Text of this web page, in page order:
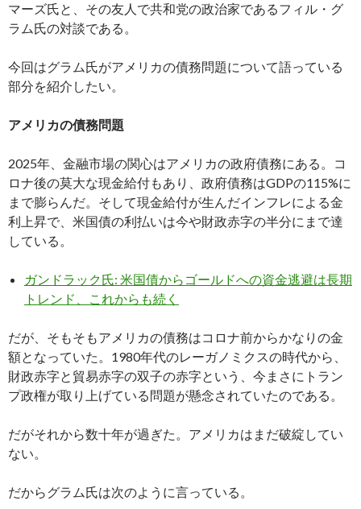
マーズ氏と、その友人で共和党の政治家であるフィル・グ
ラム氏の対談である。
今回はグラム氏がアメリカの債務問題について語っている
部分を紹介したい。
アメリカの債務問題
2025年、金融市場の関心はアメリカの政府債務にある。コ
ロナ後の莫大な現金給付もあり、政府債務はGDPの115%に
まで膨らんだ。そして現金給付が生んだインフレによる金
利上昇で、米国債の利払いは今や財政赤字の半分にまで達
している。
ガンドラック氏: 米国債からゴールドへの資金逃避は長期
トレンド、これからも続く
だが、そもそもアメリカの債務はコロナ前からかなりの金
額となっていた。1980年代のレーガノミクスの時代から、
財政赤字と貿易赤字の双子の赤字という、今まさにトラン
プ政権が取り上げている問題が懸念されていたのである。
だがそれから数十年が過ぎた。アメリカはまだ破綻してい
ない。
だからグラム氏は次のように言っている。